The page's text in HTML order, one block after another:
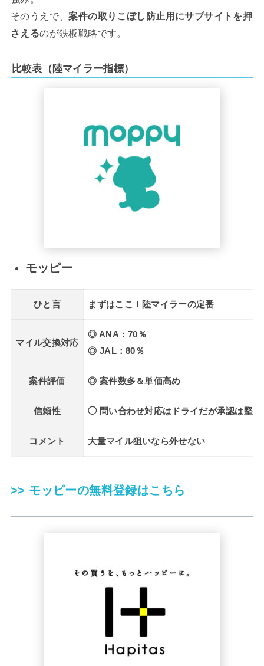
そのうえで、案件の取りこぼし防止用にサブサイトを押
さえるのが鉄板戦略です。
比較表（陸マイラー指標）
モッピー
ひと言 まずはここ！陸マイラーの定番
マイル交換対応
◎ ANA：70％
◎ JAL：80％
案件評価 ◎ 案件数多＆単価高め
信頼性 ◯ 問い合わせ対応はドライだが承認は堅実
コメント 大量マイル狙いなら外せない
>> モッピーの無料登録はこちら